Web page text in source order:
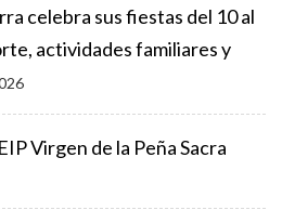
celebra sus fiestas del 10 al
actividades familiares y
Virgen de la Peña Sacra